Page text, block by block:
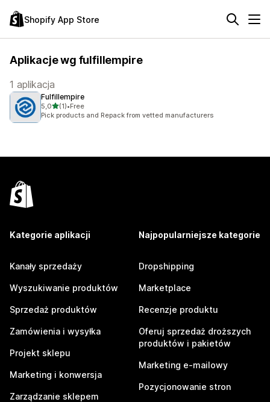
Shopify App Store
Aplikacje wg fulfillempire
1 aplikacja
Fulfillempire
5,0na 5 gwiazdek
(1)
Łączna liczba recenzji: 1
•Free
Pick products and Repack from vetted manufacturers
Kategorie aplikacji
Kanały sprzedaży
Wyszukiwanie produktów
Sprzedaż produktów
Zamówienia i wysyłka
Projekt sklepu
Marketing i konwersja
Zarządzanie sklepem
Najpopularniejsze kategorie
Dropshipping
Marketplace
Recenzje produktu
Oferuj sprzedaż droższych
produktów i pakietów
Marketing e-mailowy
Pozycjonowanie stron